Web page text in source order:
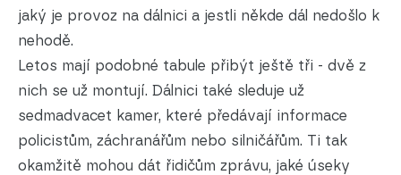
jaký je provoz na dálnici a jestli někde dál nedošlo k
nehodě.
Letos mají podobné tabule přibýt ještě tři - dvě z
nich se už montují. Dálnici také sleduje už
sedmadvacet kamer, které předávají informace
policistům, záchranářům nebo silničářům. Ti tak
okamžitě mohou dát řidičům zprávu, jaké úseky